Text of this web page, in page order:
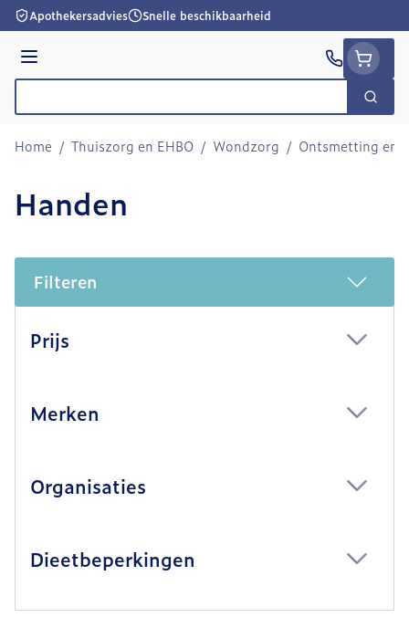
Ga naar de inhoud
Apothekersadvies Snelle beschikbaarheid
Menu
Zoek
Home / Thuiszorg en EHBO / Wondzorg / Ontsmetting en
Handen
Filteren
Prijs
Merken
Organisaties
Dieetbeperkingen